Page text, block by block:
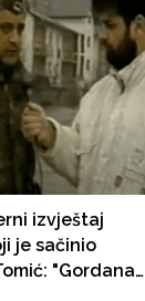
izvještaj
je sačinio
"Gordana